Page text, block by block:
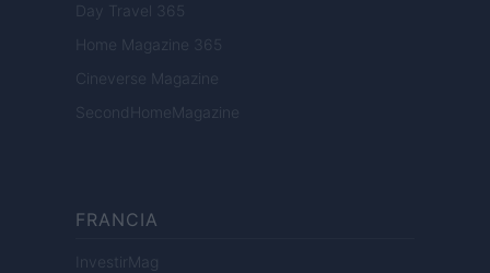
Day Travel 365
Home Magazine 365
Cineverse Magazine
SecondHomeMagazine
FRANCIA
InvestirMag